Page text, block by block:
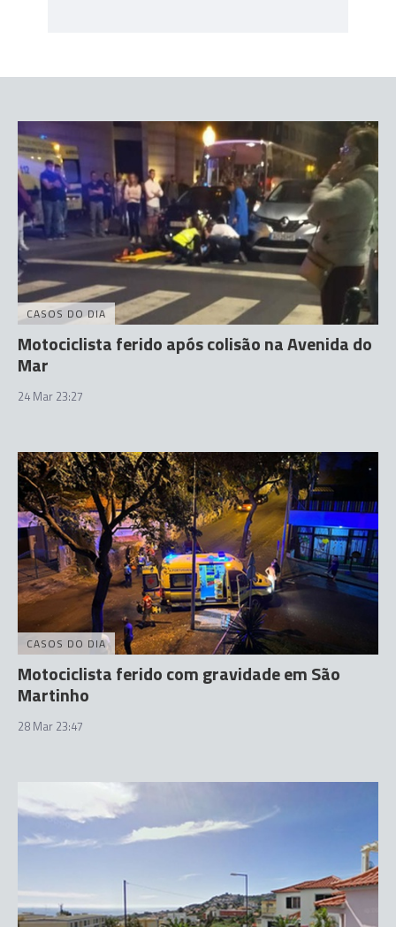
CASOS DO DIA
Motociclista ferido após colisão na Avenida do
Mar
24 Mar 23:27
CASOS DO DIA
Motociclista ferido com gravidade em São
Martinho
28 Mar 23:47